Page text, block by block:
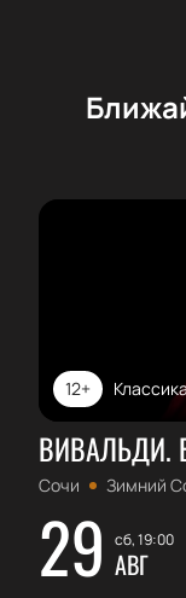
Классика
12+
ВИВАЛЬДИ.
Сочи Зимний
29 сб, 19:00
АВГ